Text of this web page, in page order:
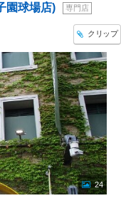
園球場店) 専門店
クリップ
24